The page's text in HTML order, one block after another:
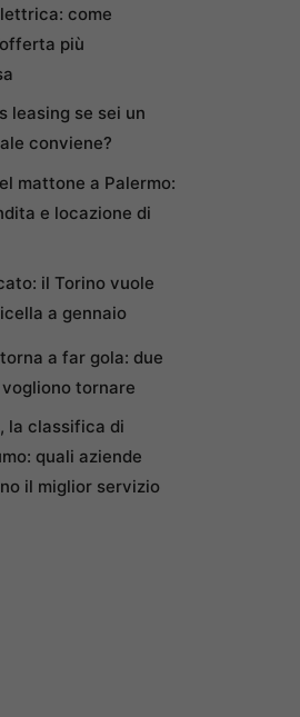
come
più
leasing se sei un
conviene?
mattone a Palermo:
e locazione di
il Torino vuole
a gennaio
a far gola: due
tornare
la classifica di
quali aziende
il miglior servizio